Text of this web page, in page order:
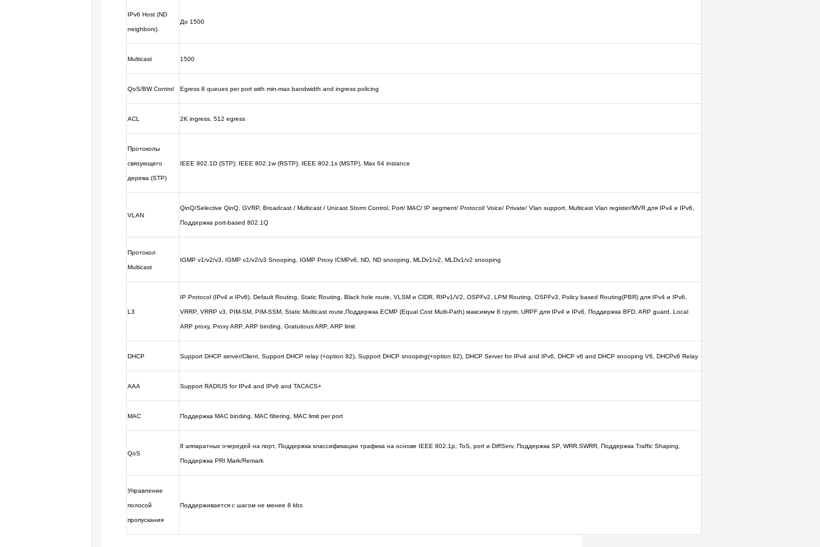
IPv6 Host (ND
neighbors)
До 1500
Multicast 1500
QoS/BW Control Egress 8 queues per port with min-max bandwidth and ingress policing
ACL 2K ingress, 512 egress
Протоколы
связующего
дерева (STP)
IEEE 802.1D (STP); IEEE 802.1w (RSTP); IEEE 802.1s (MSTP), Max 64 instance
VLAN
QinQ/Selective QinQ, GVRP, Broadcast / Multicast / Unicast Storm Control, Port/ MAC/ IP segment/ Protocol/ Voice/ Private/ Vlan support, Multicast Vlan register/MVR для IPv4 и IPv6,
Поддержка port-based 802.1Q
Протокол
Multicast
IGMP v1/v2/v3, IGMP v1/v2/v3 Snooping, IGMP Proxy ICMPv6, ND, ND snooping, MLDv1/v2, MLDv1/v2 snooping
L3
IP Protocol (IPv4 и IPv6), Default Routing, Static Routing, Black hole route, VLSM и CIDR, RIPv1/V2, OSPFv2, LPM Routing, OSPFv3, Policy based Routing(PBR) для IPv4 и IPv6,
VRRP, VRRP v3, PIM-SM, PIM-SSM, Static Multicast route,Поддержка ECMP (Equal Cost Multi-Path) максимум 8 групп, URPF для IPv4 и IPv6, Поддержка BFD, ARP guard, Local
ARP proxy, Proxy ARP, ARP binding, Gratuitous ARP, ARP limit
DHCP Support DHCP server/Client, Support DHCP relay (+option 82), Support DHCP snooping(+option 82), DHCP Server for IPv4 and IPv6, DHCP v6 and DHCP snooping V6, DHCPv6 Relay
AAA Support RADIUS for IPv4 and IPv6 and TACACS+
MAC Поддержка MAC binding, MAC filtering, MAC limit per port
QoS
8 аппаратных очередей на порт, Поддержка классификации трафика на основе IEEE 802.1p, ToS, port и DiffServ, Поддержка SP, WRR.SWRR, Поддержка Traffic Shaping,
Поддержка PRI Mark/Remark
Управление
полосой
пропускания
Поддерживается с шагом не менее 8 kbs